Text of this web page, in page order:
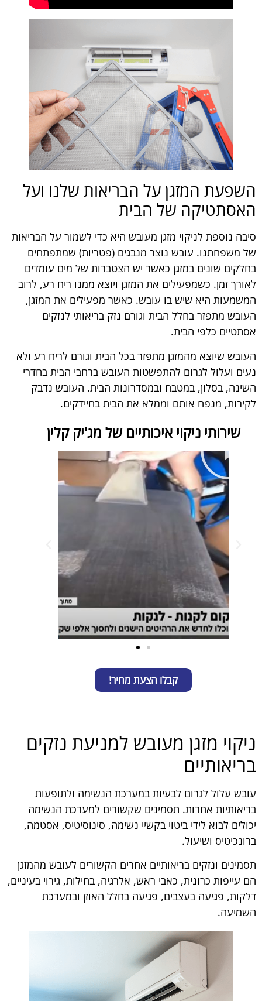
השפעת המזגן על הבריאות שלנו ועל
האסתטיקה של הבית
סיבה נוספת לניקוי מזגן מעובש היא כדי לשמור על הבריאות
של משפחתנו. עובש נוצר מנבגים (פטריות) שמתפתחים
בחלקים שונים במזגן כאשר יש הצטברות של מים עומדים
לאורך זמן. כשמפעילים את המזגן ויוצא ממנו ריח רע, לרוב
המשמעות היא שיש בו עובש. כאשר מפעילים את המזגן,
העובש מתפזר בחלל הבית וגורם נזק בריאותי לנזקים
אסתטיים כלפי הבית.
העובש שיוצא מהמזגן מתפזר בכל הבית וגורם לריח רע ולא
נעים ועלול לגרום להתפשטות העובש ברחבי הבית בחדרי
השינה, בסלון, במטבח ובמסדרונות הבית. העובש נדבק
לקירות, מנפח אותם וממלא את הבית בחיידקים.
שירותי ניקוי איכותיים של מג'יק קלין
קבלו הצעת מחיר!
ניקוי מזגן מעובש למניעת נזקים
בריאותיים
עובש עלול לגרום לבעיות במערכת הנשימה ולתופעות
בריאותיות אחרות. תסמינים שקשורים למערכת הנשימה
יכולים לבוא לידי ביטוי בקשיי נשימה, סינוסיטיס, אסטמה,
ברונכיטיס ושיעול.
תסמינים ונזקים בריאותיים אחרים הקשורים לעובש מהמזגן
הם עייפות כרונית, כאבי ראש, אלרגיה, בחילות, גירוי בעיניים,
דלקות, פגיעה בעצבים, פגיעה בחלל האוזן ובמערכת
השמיעה.